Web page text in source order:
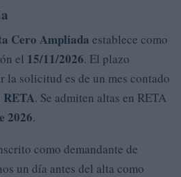
Cero Ampliada establece como
el 15/11/2026. El plazo
la solicitud es de un mes contado
RETA. Se admiten altas en RETA
2026.
como demandante de
un día antes del alta como